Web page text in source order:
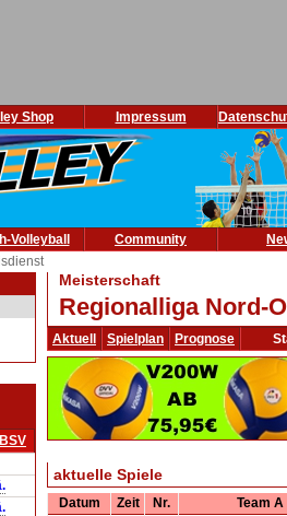
Shop Impressum
Volleyball Community
BSV
Meisterschaft
Regionalliga Nord-
Aktuell Spielplan Prognose
aktuelle Spiele
Datum Zeit Nr.
Team A